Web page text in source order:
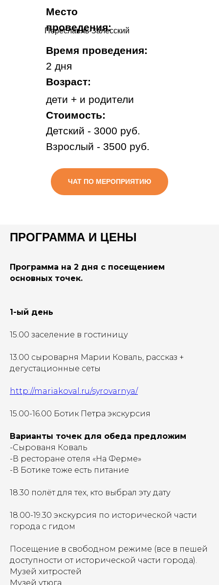
Переславль-Залесский
Место
проведения:
Возраст:
дети + и родители
Стоимость:
Детский - 3000 руб.
Взрослый - 3500 руб.
Время проведения:
2 дня
ЧАТ ПО МЕРОПРИЯТИЮ
ПРОГРАММА И ЦЕНЫ
Программа на 2 дня с посещением
основных точек.
1-ый день
15.00 заселение в гостиницу
13.00 сыроварня Марии Коваль, рассказ +
дегустационные сеты
http://mariakoval.ru/syrovarnya/
15.00-16.00 Ботик Петра экскурсия
Варианты точек для обеда предложим
-Сырованя Коваль
-В ресторане отеля «На Ферме»
-В Ботике тоже есть питание
18.30 полёт для тех, кто выбрал эту дату
18.00-19.30 экскурсия по исторической части
города с гидом
Посещение в свободном режиме (все в пешей
доступности от исторической части города).
Музей хитростей
Музей утюга